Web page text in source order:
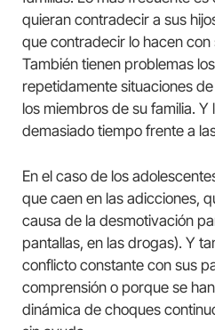
quieran contradecir a sus
que contradecir lo hacen con
También tienen problemas
repetidamente situaciones
los miembros de su familia. Y
demasiado tiempo frente a
En el caso de los
que caen en las adicciones,
causa de la desmotivación
pantallas, en las drogas). Y
conflicto constante con sus
comprensión o porque se
dinámica de choques